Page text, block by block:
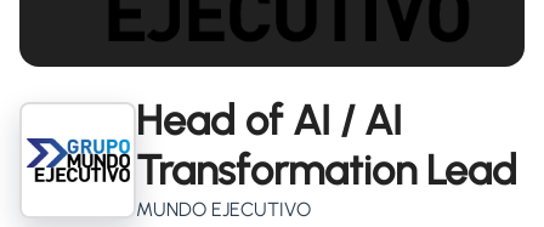
Head of AI / AI
Transformation Lead
MUNDO EJECUTIVO